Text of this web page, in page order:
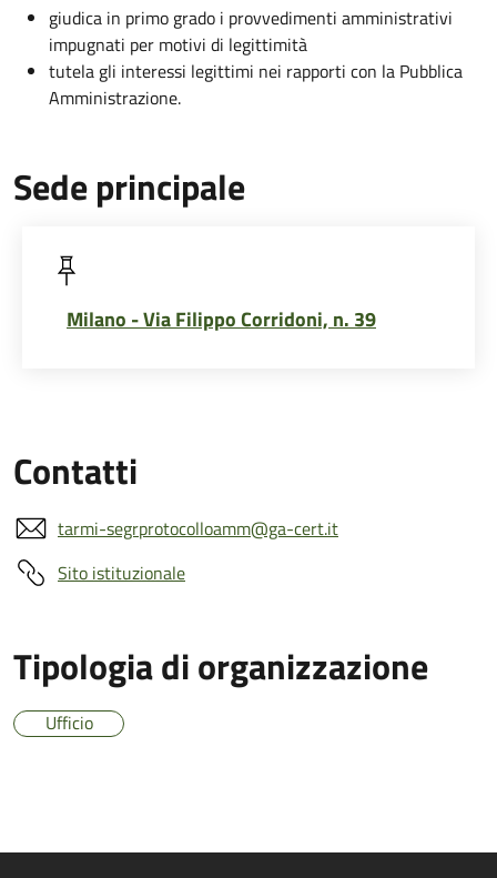
giudica in primo grado i provvedimenti amministrativi
impugnati per motivi di legittimità
tutela gli interessi legittimi nei rapporti con la Pubblica
Amministrazione.
Sede principale
Milano - Via Filippo Corridoni, n. 39
Contatti
tarmi-segrprotocolloamm@ga-cert.it
Sito istituzionale
Tipologia di organizzazione
Ufficio